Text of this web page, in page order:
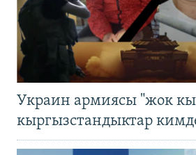
Украин армиясы "жок
кыргызстандыктар